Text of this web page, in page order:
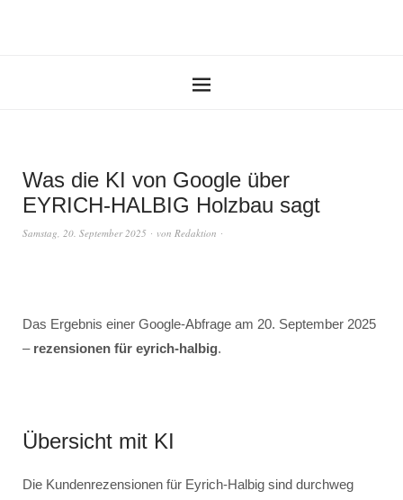
Was die KI von Google über
EYRICH-HALBIG Holzbau sagt
Samstag, 20. September 2025 von Redaktion
Das Ergebnis einer Google-Abfrage am 20. September 2025
– rezensionen für eyrich-halbig.
Übersicht mit KI
Die Kundenrezensionen für Eyrich-Halbig sind durchweg